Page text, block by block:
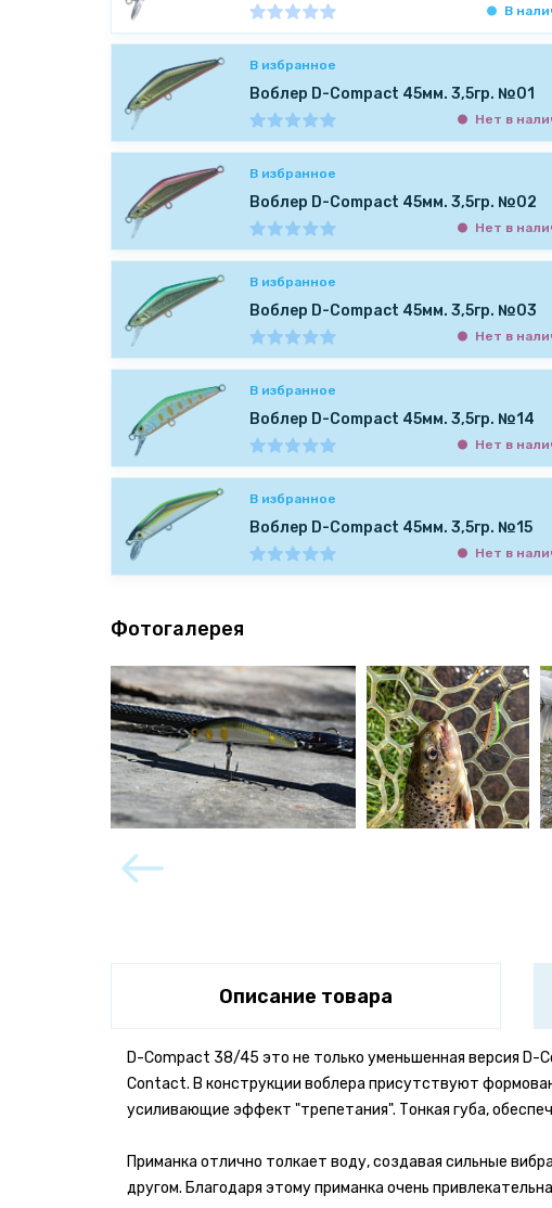
В
В избранное
Воблер D-Compact 45мм. 3,5гр. №01
Нет в
В избранное
Воблер D-Compact 45мм. 3,5гр. №02
Нет в
В избранное
Воблер D-Compact 45мм. 3,5гр. №03
Нет в
В избранное
Воблер D-Compact 45мм. 3,5гр. №14
Нет в
В избранное
Воблер D-Compact 45мм. 3,5гр. №15
Нет в
Фотогалерея
Описание товара
D-Compact 38/45 это не только уменьшенная версия D-
Contact. В конструкции воблера присутствуют
усиливающие эффект "трепетания". Тонкая губа,
Приманка отлично толкает воду, создавая сильные
другом. Благодаря этому приманка очень